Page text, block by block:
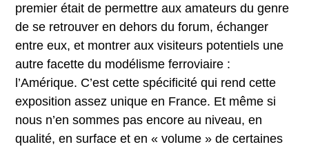
premier était de permettre aux amateurs du genre
de se retrouver en dehors du forum, échanger
entre eux, et montrer aux visiteurs potentiels une
autre facette du modélisme ferroviaire :
l’Amérique. C’est cette spécificité qui rend cette
exposition assez unique en France. Et même si
nous n’en sommes pas encore au niveau, en
qualité, en surface et en « volume » de certaines